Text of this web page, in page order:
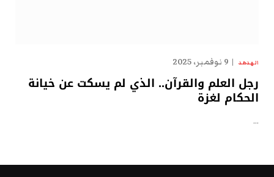
الهدهد 9 نوفمبر، 2025
رجل العلم والقرآن.. الذي لم يسكت عن خيانة
الحكام لغزة
…